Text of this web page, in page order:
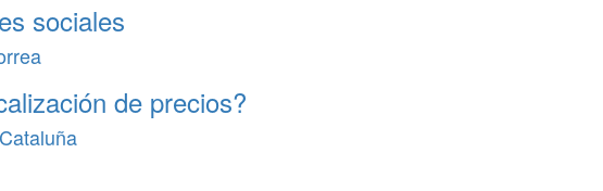
sociales
de precios?